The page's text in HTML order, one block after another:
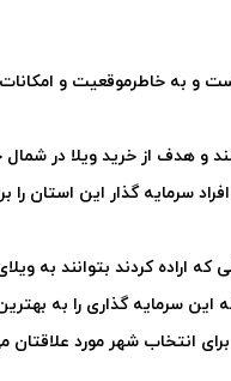
و به خاطرموقعیت و
و هدف از خرید ویلا در
سرمایه گذار این استان را
اراده کردند بتوانند به
سرمایه گذاری را به
شهر مورد علاقتان